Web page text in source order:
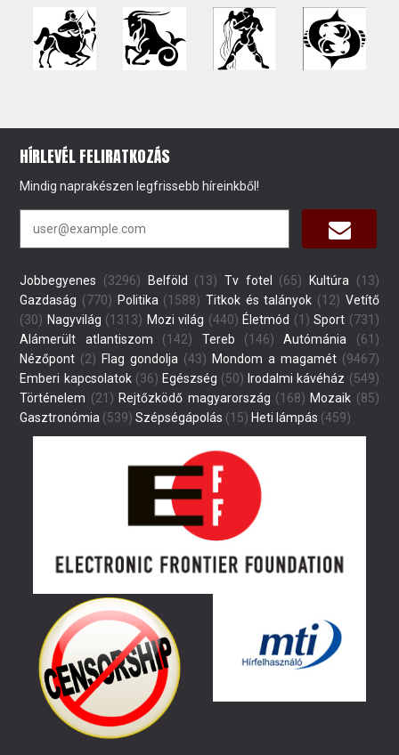
HÍRLEVÉL FELIRATKOZÁS
Mindig naprakészen legfrissebb híreinkből!
Jobbegyenes (3296) Belföld (13) Tv fotel (65) Kultúra (13)
Gazdaság (770) Politika (1588) Titkok és talányok (12) Vetítő
(30) Nagyvilág (1313) Mozi világ (440) Életmód (1) Sport (731)
Alámerült atlantiszom (142) Tereb (146) Autómánia (61)
Nézőpont (2) Flag gondolja (43) Mondom a magamét(9467)
Emberi kapcsolatok(36) Egészség (50) Irodalmi kávéház (549)
Történelem (21) Rejtőzködő magyarország (168) Mozaik (85)
Gasztronómia (539) Szépségápolás (15) Heti lámpás (459)